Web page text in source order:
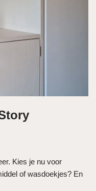
Kies je nu voor
of wasdoekjes? En